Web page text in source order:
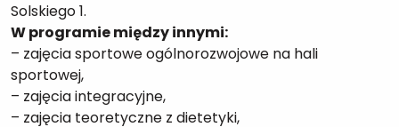
Solskiego 1.
W programie między innymi:
– zajęcia sportowe ogólnorozwojowe na hali
sportowej,
– zajęcia integracyjne,
– zajęcia teoretyczne z dietetyki,